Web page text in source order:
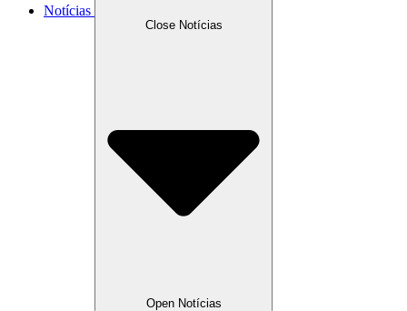
Notícias
Close Notícias
Open Notícias